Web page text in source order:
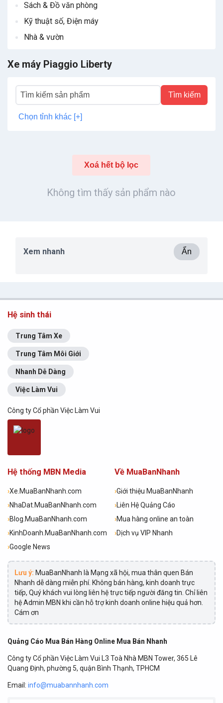
Xe máy Piaggio Liberty
Tìm kiếm
Chọn tỉnh khác [+]
Xoá hết bộ lọc
Không tìm thấy sản phẩm nào
Sách & Đồ văn phòng
Kỹ thuật số, Điện máy
Nhà & vườn
Xem nhanh Ẩn
Hệ sinh thái
Trung Tâm Xe
Trung Tâm Môi Giới
Nhanh Dễ Dàng
Việc Làm Vui
Công ty Cổ phần Việc Làm Vui
Hệ thống MBN Media
›Xe.MuaBanNhanh.com
›NhaDat.MuaBanNhanh.com
›Blog.MuaBanNhanh.com
›KinhDoanh.MuaBanNhanh.com
›Google News
Về MuaBanNhanh
›Giới thiệu MuaBanNhanh
›Liên Hệ Quảng Cáo
›Mua hàng online an toàn
›Dịch vụ VIP Nhanh
Lưu ý: MuaBanNhanh là Mạng xã hội, mua thân quen Bán
Nhanh dễ dàng miễn phí. Không bán hàng, kinh doanh trực
tiếp, Quý khách vui lòng liên hệ trực tiếp người đăng tin. Chỉ liên
hệ Admin MBN khi cần hỗ trợ kinh doanh online hiệu quả hơn.
Cám ơn
Quảng Cáo Mua Bán Hàng Online Mua Bán Nhanh
Công ty Cổ phần Việc Làm Vui L3 Toà Nhà MBN Tower, 365 Lê
Quang Định, phường 5, quận Bình Thạnh, TPHCM
Email: info@muabannhanh.com